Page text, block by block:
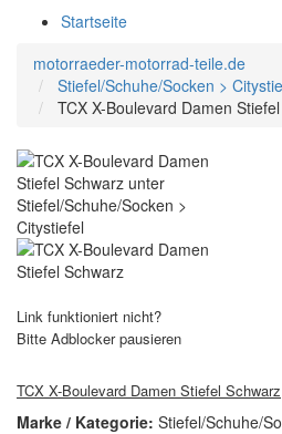
Startseite
motorraeder-motorrad-teile.de
Stiefel/Schuhe/Socken >
TCX X-Boulevard Damen
Link funktioniert nicht?
Bitte Adblocker pausieren
TCX X-Boulevard Damen Stiefel Schwarz
Marke / Kategorie: Stiefel/Schuhe/